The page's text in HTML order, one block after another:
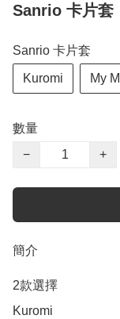
Sanrio 卡片套
Sanrio 卡片套
Kuromi My
數量
−
+
簡介
2款選擇
Kuromi